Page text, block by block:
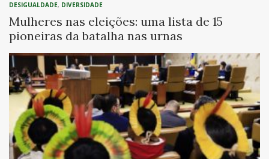
DESIGUALDADE, DIVERSIDADE
Mulheres nas eleições: uma lista de 15
pioneiras da batalha nas urnas